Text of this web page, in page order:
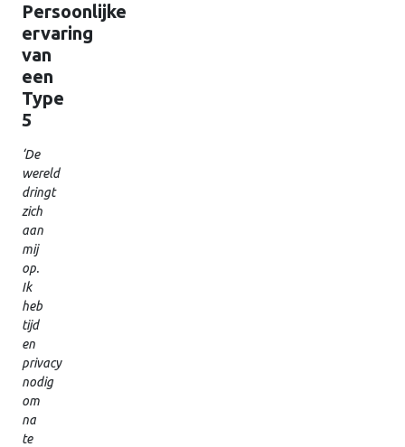
Persoonlijke
ervaring
van
een
Type
5
‘De
wereld
dringt
zich
aan
mij
op.
Ik
heb
tijd
en
privacy
nodig
om
na
te